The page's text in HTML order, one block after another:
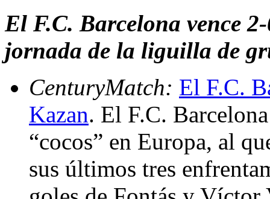
El F.C. Barcelona vence
jornada de la liguilla de
CenturyMatch: El F.C.
Kazan. El F.C.
“cocos” en Europa, al
sus últimos tres